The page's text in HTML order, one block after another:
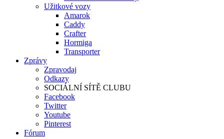
Užitkové vozy
Amarok
Caddy
Crafter
Hormiga
Transporter
Zprávy
Zpravodaj
Odkazy
SOCIÁLNÍ SÍTĚ CLUBU
Facebook
Twitter
Youtube
Pinterest
Fórum